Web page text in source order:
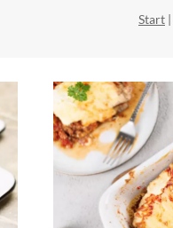
Start |